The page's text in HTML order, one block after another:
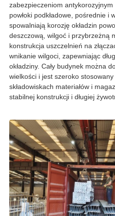
Produkty
O nas
Wycieczka po fabryce
Kontrola jakości
Skontaktuj się z nami
Nowości
Sprawy
zabezpieczeniom
powłoki podkładowe, pośrednie i
spowalniają korozję okładzin
deszczową, wilgoć i przybrzeżną
konstrukcja uszczelnień na
wnikanie wilgoci, zapewniając
okładziny. Cały budynek można
wielkości i jest szeroko
składowiskach materiałów i
stabilnej konstrukcji i długiej